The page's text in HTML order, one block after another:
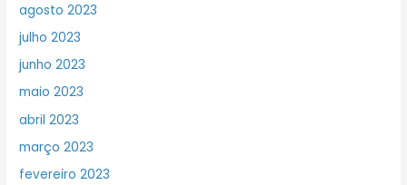
agosto 2023
julho 2023
junho 2023
maio 2023
abril 2023
março 2023
fevereiro 2023